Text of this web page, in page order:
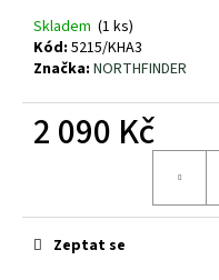
Skladem (1 ks)
Kód: 5215/KHA3
Značka: NORTHFINDER
2 090 Kč
Zeptat se
EXPRES
MENU
KUŘE
NA
PAPRICE
169